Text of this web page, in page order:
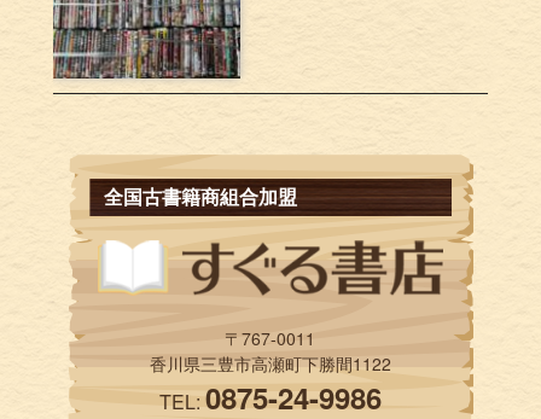
全国古書籍商組合加盟
〒767-0011
香川県三豊市高瀬町下勝間1122
TEL:0875-24-9986